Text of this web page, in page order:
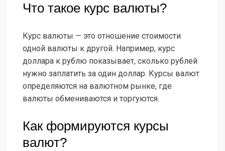
Что такое курс валюты?
Курс валюты — это отношение стоимости
одной валюты к другой. Например, курс
доллара к рублю показывает, сколько рублей
нужно заплатить за один доллар. Курсы валют
определяются на валютном рынке, где
валюты обмениваются и торгуются.
Как формируются курсы
валют?